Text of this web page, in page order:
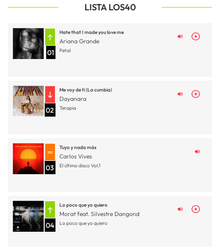
LISTA LOS40
01
Hate that I made you love me
Ariana Grande
Petal
02
Me voy de ti (La cumbia)
Dayanara
Terapia
03
Tuyo y nada más
Carlos Vives
El último disco Vol.1
04
Lo poco que yo quiero
Morat feat. Silvestre Dangond
Lo poco que yo quiero